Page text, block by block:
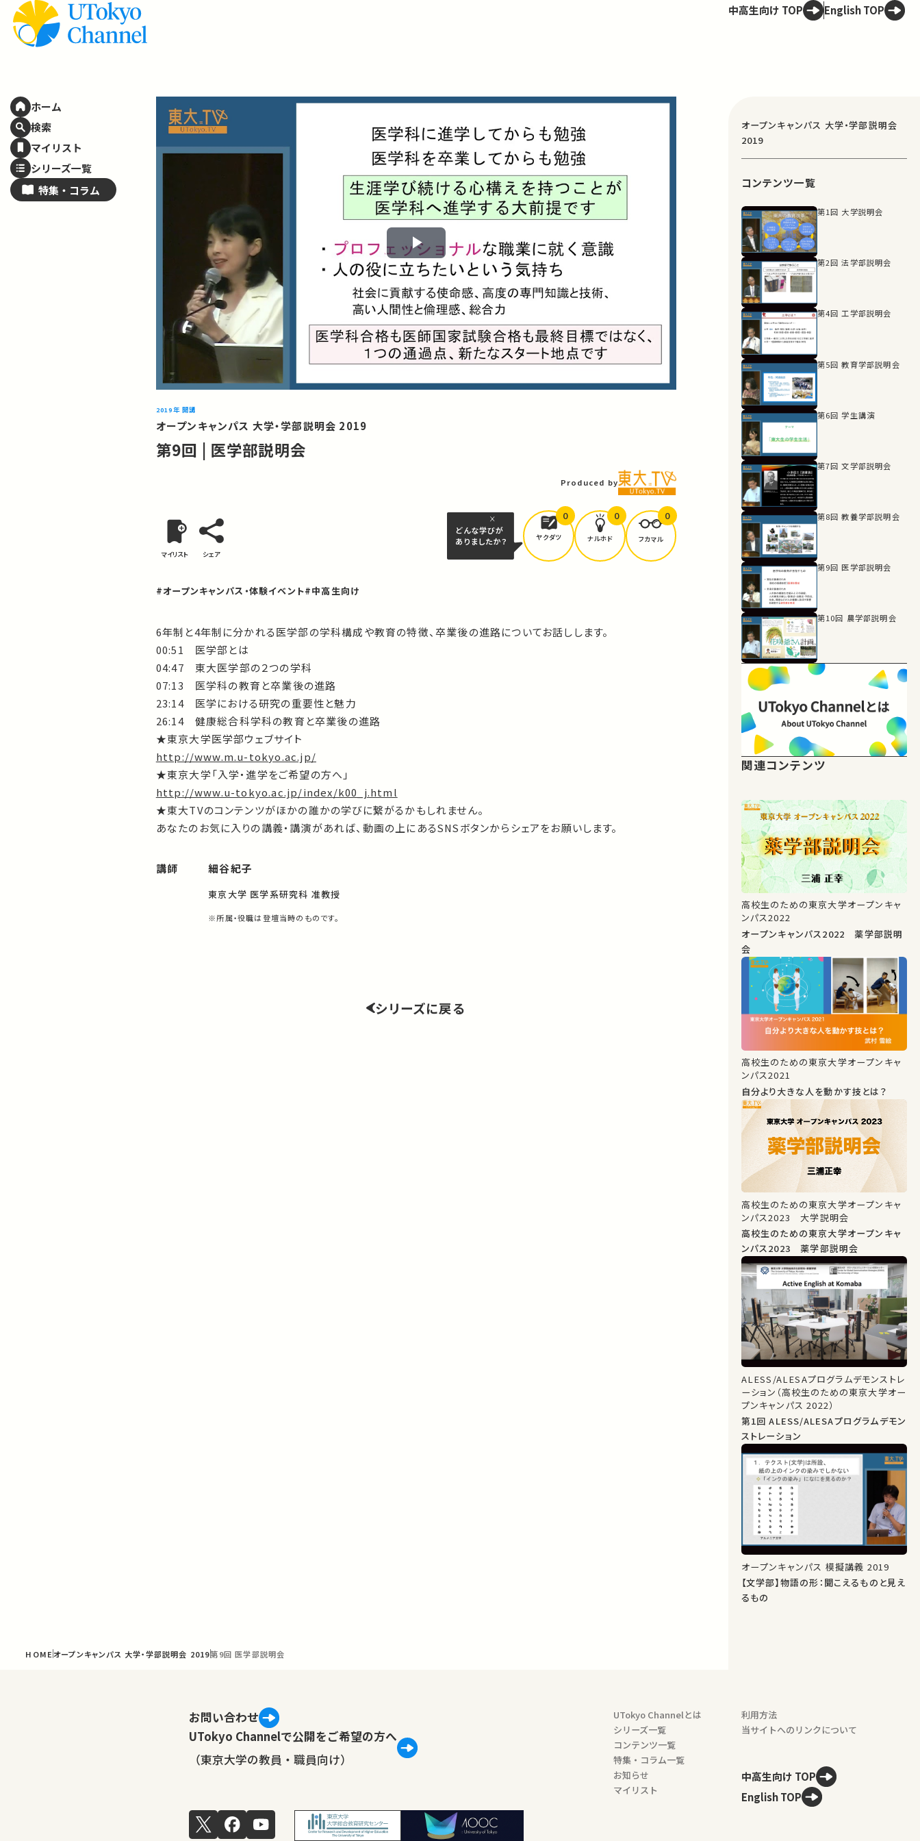
ホーム
検索
マイリスト
シリーズ一覧
特集・ コラム
中高生向け TOP English TOP
Play
Video
2019年 開講
オープンキャンパス 大学・学部説明会 2019
第9回 | 医学部説明会
Produced by
マイリスト シェア
どんな学びが
ありましたか？
ヤクダツ
0
ナルホド
0
フカマル
0
#オープンキャンパス・体験イベント#中高生向け
6年制と4年制に分かれる医学部の学科構成や教育の特徴、卒業後の進路についてお話しします。
00:51 医学部とは
04:47 東大医学部の２つの学科
07:13 医学科の教育と卒業後の進路
23:14 医学における研究の重要性と魅力
26:14 健康総合科学科の教育と卒業後の進路
★東京大学医学部ウェブサイト
http://www.m.u-tokyo.ac.jp/
★東京大学「入学・進学をご希望の方へ」
http://www.u-tokyo.ac.jp/index/k00_j.html
★東大TVのコンテンツがほかの誰かの学びに繋がるかもしれません。
あなたのお気に入りの講義・講演があれば、動画の上にあるSNSボタンからシェアをお願いします。
講師 細谷紀子
東京大学 医学系研究科 准教授
※所属・役職は登壇当時のものです。
シリーズに戻る
HOMEオープンキャンパス 大学・学部説明会 2019第9回 医学部説明会
オープンキャンパス 大学・学部説明会
2019
コンテンツ一覧
第1回 大学説明会
第2回 法学部説明会
第4回 工学部説明会
第5回 教育学部説明会
第6回 学生講演
第7回 文学部説明会
第8回 教養学部説明会
第9回 医学部説明会
第10回 農学部説明会
関連コンテンツ
高校生のための東京大学オープンキャ
ンパス2022
オープンキャンパス2022 薬学部説明
会
高校生のための東京大学オープンキャ
ンパス2021
自分より大きな人を動かす技とは？
高校生のための東京大学オープンキャ
ンパス2023 大学説明会
高校生のための東京大学オープンキャ
ンパス2023 薬学部説明会
ALESS/ALESAプログラムデモンストレ
ーション（高校生のための東京大学オー
プンキャンパス 2022）
第1回 ALESS/ALESAプログラムデモン
ストレーション
オープンキャンパス 模擬講義 2019
【文学部】物語の形：聞こえるものと見え
るもの
お問い合わせ
UTokyo Channelで公開をご希望の方へ
（東京大学の教員・職員向け）
UTokyo Channelとは
シリーズ一覧
コンテンツ一覧
特集・コラム一覧
お知らせ
マイリスト
利用方法
当サイトへのリンクについて
中高生向け TOP
English TOP